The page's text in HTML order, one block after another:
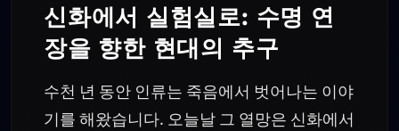
신화에서 실험실로: 수명 연
장을 향한 현대의 추구
수천 년 동안 인류는 죽음에서 벗어나는 이야
기를 해왔습니다. 오늘날 그 열망은 신화에서